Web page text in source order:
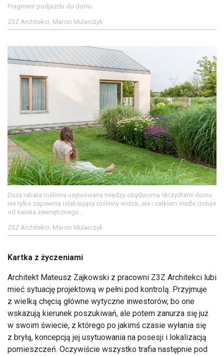
Fragment podjazdu do domu
Z3Z Architekci, Marcin Mularczyk
Duża rabata roślinna usytuowana między obydwoma skrzydłami domu
nie tylko zapewnia relaksujący roślinny widok, ale i całkiem nieźle izoluje
od świata zewnętrznego...
Z3Z Architekci, Marcin Mularczyk
Kartka z życzeniami
Architekt Mateusz Zajkowski z pracowni Z3Z Architekci lubi
mieć sytuację projektową w pełni pod kontrolą. Przyjmuje
z wielką chęcią główne wytyczne inwestorów, bo one
wskazują kierunek poszukiwań, ale potem zanurza się już
w swoim świecie, z którego po jakimś czasie wyłania się
z bryłą, koncepcją jej usytuowania na posesji i lokalizacją
pomieszczeń. Oczywiście wszystko trafia następnie pod